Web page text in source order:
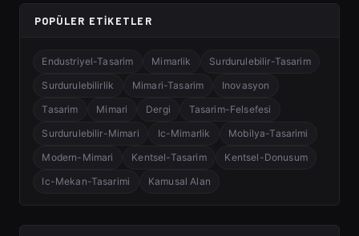
POPÜLER ETIKETLER
Endustriyel-Tasarim Mimarlik
Surdurulebilir-Tasarim
Surdurulebilirlik
Mimari-Tasarim
Inovasyon
Tasarim
Mimari Dergi
Tasarim-Felsefesi
Surdurulebilir-Mimari
Ic-Mimarlik
Mobilya-Tasarimi
Modern-Mimari
Kentsel-Tasarim
Kentsel-Donusum
Ic-Mekan-Tasarimi
Kamusal Alan